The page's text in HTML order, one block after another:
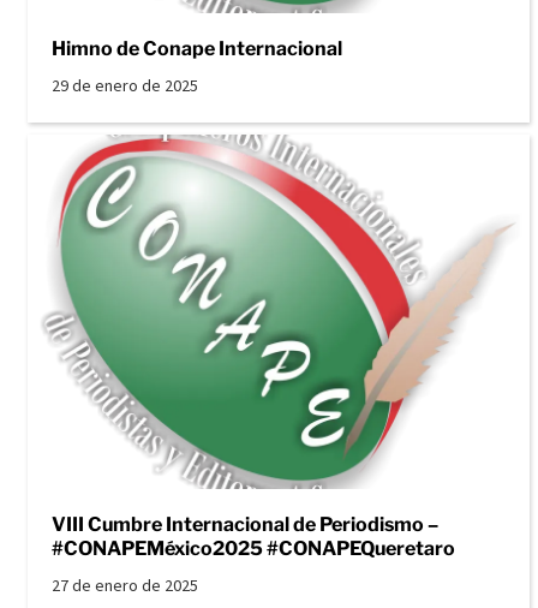
Himno de Conape Internacional
29 de enero de 2025
VIII Cumbre Internacional de Periodismo –
#CONAPEMéxico2025 #CONAPEQueretaro
27 de enero de 2025